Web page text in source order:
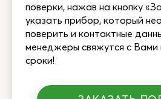
поверки, нажав на кнопку
указать прибор, который
поверить и контактные
менеджеры свяжутся с Вами
сроки!